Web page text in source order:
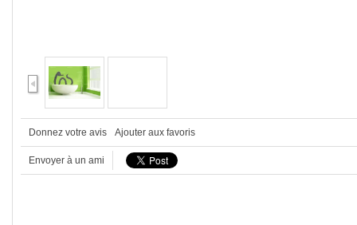
Donnez votre avis Ajouter aux favoris
Envoyer à un ami